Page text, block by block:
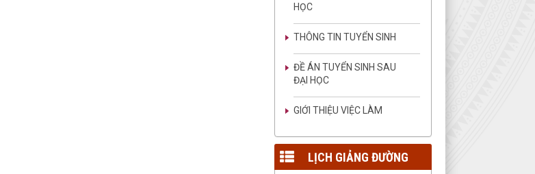
HỌC
THÔNG TIN TUYỂN SINH
ĐỀ ÁN TUYỂN SINH SAU
ĐẠI HỌC
GIỚI THIỆU VIỆC LÀM
LỊCH GIẢNG ĐƯỜNG
lượt xem: 1456 | lượt
LGĐ T02
Lịch giảng đường tuần 02
lượt xem: 1202 | lượt
tải:2591
LGT 01
Lịch giảng đường tuần 01
tải:2741
LGĐ T48